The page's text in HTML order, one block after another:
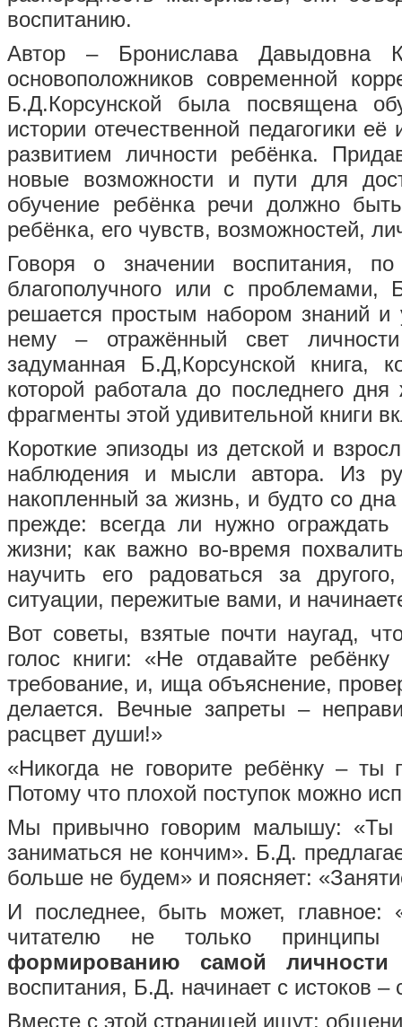
воспитанию.
Автор – Бронислава Давыдовна
основоположников современной
Б.Д.Корсунской была посвящена
истории отечественной педагогики
развитием личности ребёнка.
новые возможности и пути для
обучение ребёнка речи должно
ребёнка, его чувств, возможностей,
Говоря о значении воспитания,
благополучного или с проблемами,
решается простым набором знаний
нему – отражённый свет
задуманная Б.Д,Корсунской
которой работала до последнего
фрагменты этой удивительной книги
Короткие эпизоды из детской и
наблюдения и мысли автора. Из
накопленный за жизнь, и будто со
прежде: всегда ли нужно
жизни; как важно во-время
научить его радоваться за
ситуации, пережитые вами, и
Вот советы, взятые почти наугад,
голос книги: «Не отдавайте
требование, и, ища объяснение,
делается. Вечные запреты –
расцвет души!»
«Никогда не говорите ребёнку –
Потому что плохой поступок можно
Мы привычно говорим малышу: «Ты
заниматься не кончим». Б.Д.
больше не будем» и поясняет:
И последнее, быть может, главное:
читателю не только
формированию самой личности
воспитания, Б.Д. начинает с истоков –
Вместе с этой страницей ищут: